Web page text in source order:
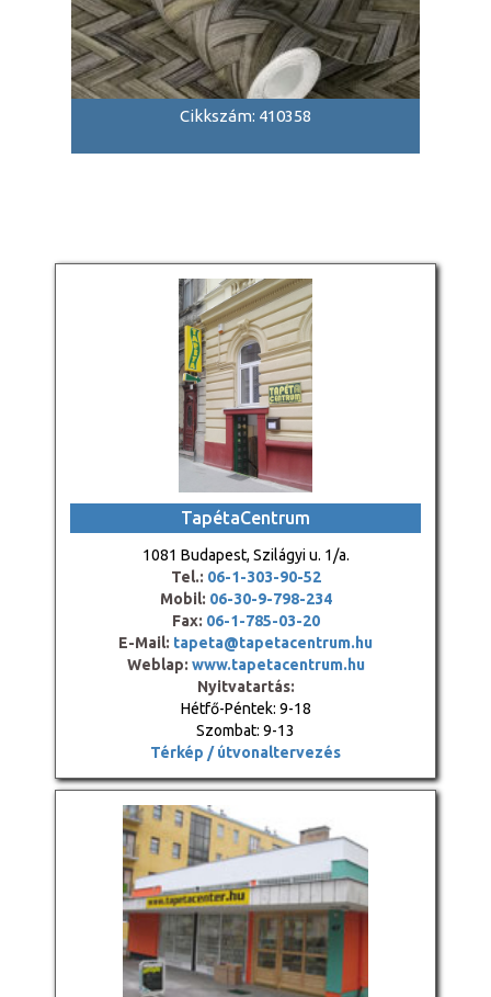
Cikkszám: 410358
TapétaCentrum
1081 Budapest, Szilágyi u. 1/a.
Tel.: 06-1-303-90-52
Mobil: 06-30-9-798-234
Fax: 06-1-785-03-20
E-Mail: tapeta@tapetacentrum.hu
Weblap: www.tapetacentrum.hu
Nyitvatartás:
Hétfő-Péntek: 9-18
Szombat: 9-13
Térkép / útvonaltervezés